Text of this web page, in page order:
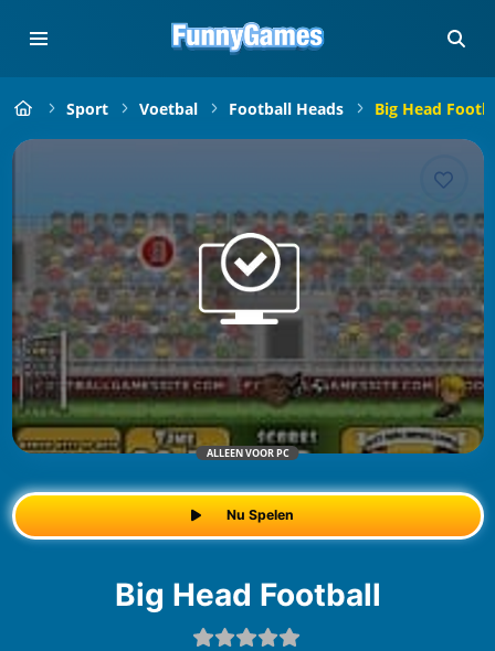
Sport Voetbal Football Heads Big Head
ALLEEN VOOR PC
Nu Spelen
Big Head Football